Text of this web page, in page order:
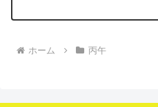
ホーム 丙午